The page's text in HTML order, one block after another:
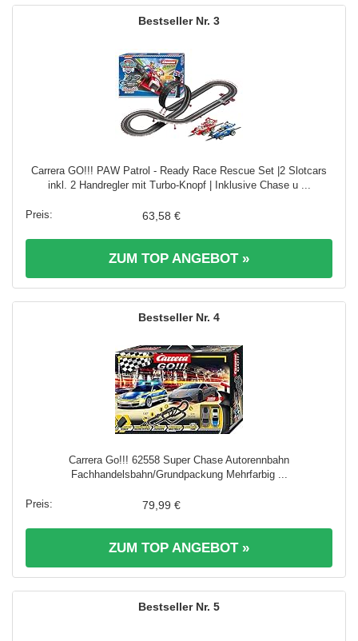
3
Carrera GO!!! PAW Patrol - Ready Race Rescue Set |2 Slotcars
inkl. 2 Handregler mit Turbo-Knopf | Inklusive Chase u ...
63,58 €
ZUM TOP ANGEBOT »
4
Carrera Go!!! 62558 Super Chase Autorennbahn
Fachhandelsbahn/Grundpackung Mehrfarbig ...
79,99 €
ZUM TOP ANGEBOT »
5